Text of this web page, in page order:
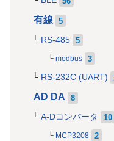
有線 5
RS-485 5
modbus 3
RS-232C (UART)
AD DA 8
A-Dコンバータ 10
MCP3208 2